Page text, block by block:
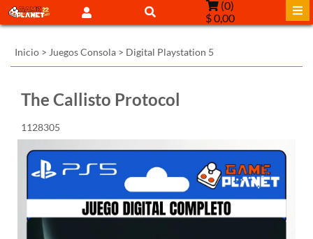
(0)
$ 0,00
Inicio > Juegos Consola > Digital Playstation 5
The Callisto Protocol
1128305